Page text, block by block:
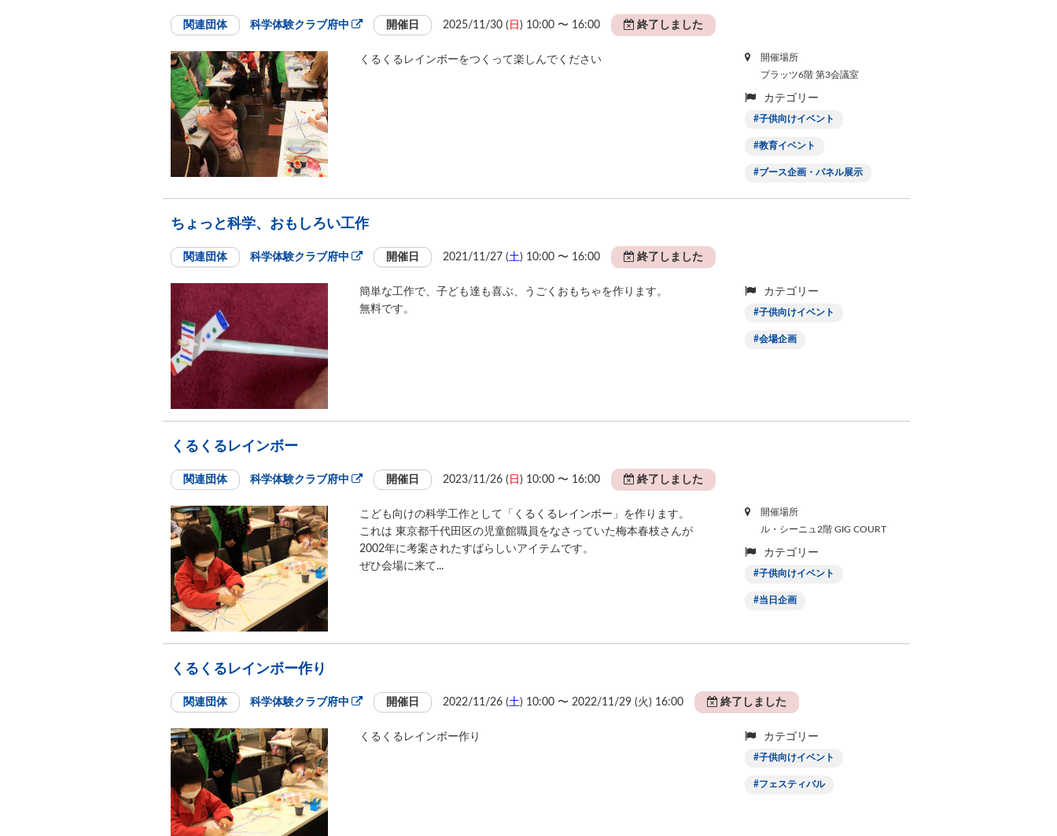
関連団体 科学体験クラブ府中 開催日 2025/11/30 ( 日 ) 10:00 〜 16:00 終了しました
くるくるレインボーをつくって楽しんでください
開催場所
プラッツ6階 第3会議室
カテゴリー
子供向けイベント
教育イベント
ブース企画・パネル展示
ちょっと科学、おもしろい工作
関連団体 科学体験クラブ府中 開催日 2021/11/27 (土) 10:00 〜 16:00 終了しました
簡単な工作で、子ども達も喜ぶ、うごくおもちゃを作ります。
無料です。
カテゴリー
子供向けイベント
会場企画
くるくるレインボー
関連団体 科学体験クラブ府中 開催日 2023/11/26 ( 日 ) 10:00 〜 16:00 終了しました
こども向けの科学工作として「くるくるレインボー」を作ります。
これは 東京都千代田区の児童館職員をなさっていた梅本春枝さんが
2002年に考案されたすばらしいアイテムです。
ぜひ会場に来て...
開催場所
ル・シーニュ2階 GIG COURT
カテゴリー
子供向けイベント
当日企画
くるくるレインボー作り
関連団体 科学体験クラブ府中 開催日 2022/11/26 (土) 10:00 〜 2022/11/29 (火 ) 16:00 終了しました
くるくるレインボー作り カテゴリー
子供向けイベント
フェスティバル